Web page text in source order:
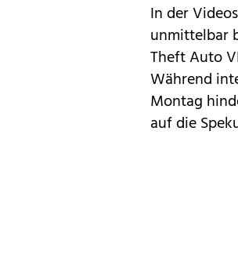
In der
unmittelbar
Theft Auto
Während
Montag
auf die